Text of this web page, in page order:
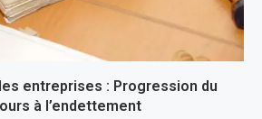
entreprises : Progression du
à l’endettement